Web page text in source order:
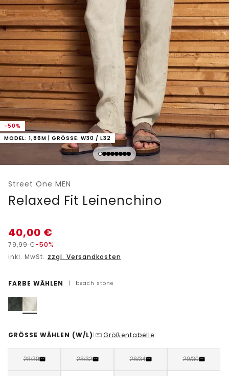
-50%
MODEL: 1,86M | GRÖSSE: W30 / L32
Street One MEN
Relaxed Fit Leinenchino
40,00 €
79,99€-50%
inkl. MwSt. zzgl. Versandkosten
FARBE WÄHLEN | beach stone
GRÖSSE WÄHLEN (W/L) | Größentabelle
28/30 28/32 28/34 29/30